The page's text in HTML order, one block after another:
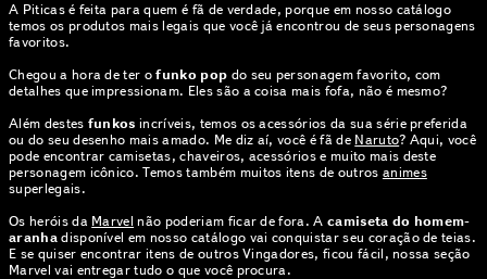
A Piticas é feita para quem é fã de verdade, porque em nosso catálogo
temos os produtos mais legais que você já encontrou de seus personagens
favoritos.
Chegou a hora de ter ofunko pop do seu personagem favorito, com
detalhes que impressionam. Eles são a coisa mais fofa, não é mesmo?
Além destes funkos incríveis, temos os acessórios da sua série preferida
ou do seu desenho mais amado. Me diz aí, você é fã de Naruto? Aqui, você
pode encontrar camisetas, chaveiros, acessórios e muito mais deste
personagem icônico. Temos também muitos itens de outros animes
superlegais.
Os heróis da Marvel não poderiam ficar de fora. Acamiseta do homem-
aranhadisponível em nosso catálogo vai conquistar seu coração de teias.
E se quiser encontrar itens de outros Vingadores, ficou fácil, nossa seção
Marvel vai entregar tudo o que você procura.